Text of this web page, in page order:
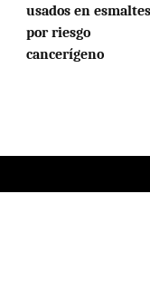
usados en esmaltes
por riesgo
cancerígeno